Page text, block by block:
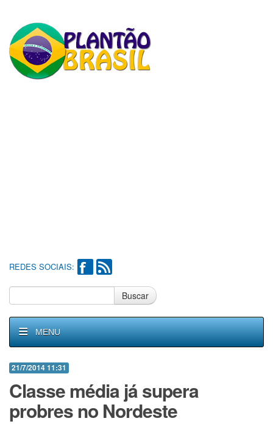
REDES SOCIAIS:
Buscar
MENU
21/7/2014 11:31
Classe média já supera
probres no Nordeste